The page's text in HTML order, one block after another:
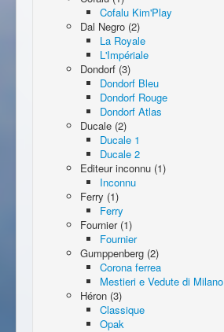
Cofalu Kim'Play
Dal Negro (2)
La Royale
L'Impériale
Dondorf (3)
Dondorf Bleu
Dondorf Rouge
Dondorf Atlas
Ducale (2)
Ducale 1
Ducale 2
Editeur inconnu (1)
Inconnu
Ferry (1)
Ferry
Fournier (1)
Fournier
Gumppenberg (2)
Corona ferrea
Mestieri e Vedute di Milano
Héron (3)
Classique
Opak